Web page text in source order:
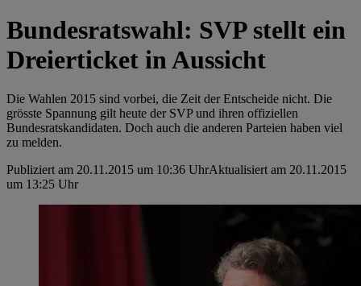
Bundesratswahl: SVP stellt ein
Dreierticket in Aussicht
Die Wahlen 2015 sind vorbei, die Zeit der Entscheide nicht. Die
grösste Spannung gilt heute der SVP und ihren offiziellen
Bundesratskandidaten. Doch auch die anderen Parteien haben viel
zu melden.
Publiziert am 20.11.2015 um 10:36 UhrAktualisiert am 20.11.2015
um 13:25 Uhr